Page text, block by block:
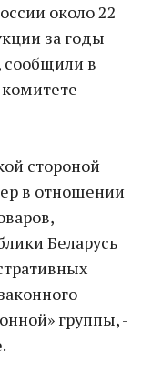
около 22
за годы
сообщили в
стороной
в отношении
Беларусь
группы, -